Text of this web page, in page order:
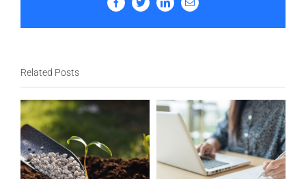
FacebookTwitterLinkedInEmail
Related Posts